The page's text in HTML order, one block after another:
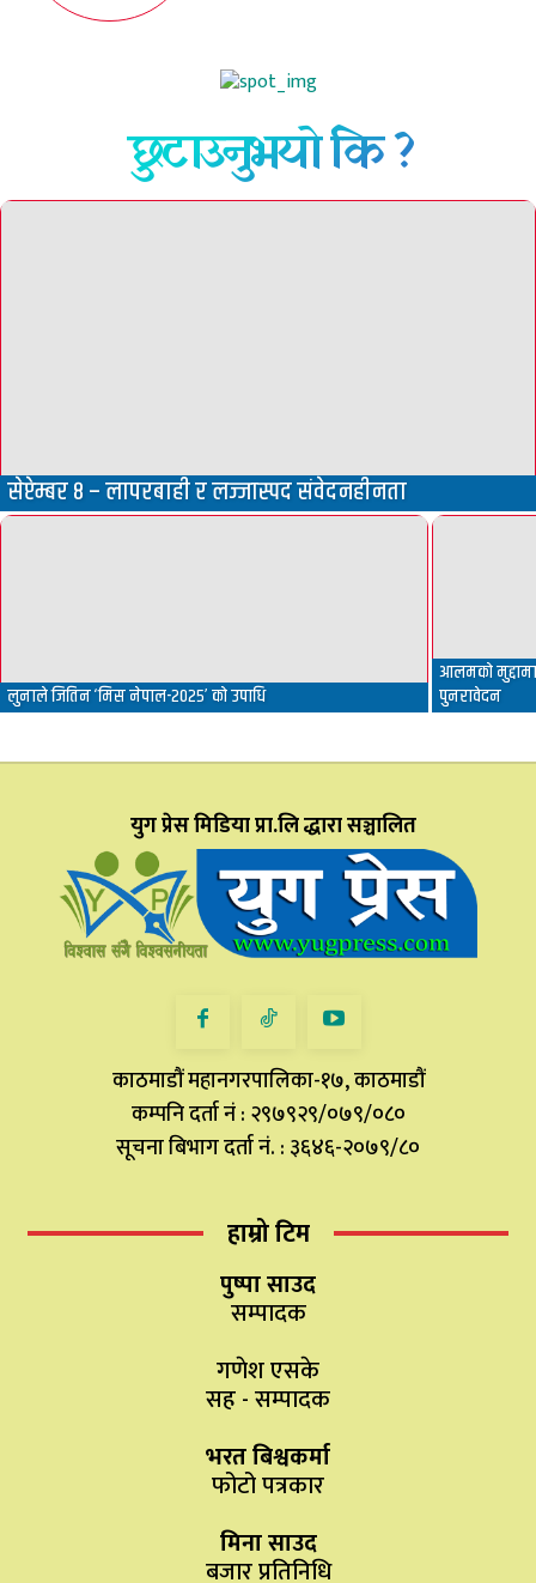
छुटाउनुभयो कि ?
सेप्टेम्बर ८ – लापरबाही र लज्जास्पद संवेदनहीनता
लुनाले जितिन ‘मिस नेपाल-२०२५’ को उपाधि
आलमको
पुनरावेदन
युग प्रेस मिडिया प्रा.लि द्धारा सञ्चालित
काठमाडौं महानगरपालिका-१७, काठमाडौं
कम्पनि दर्ता नं : २९७९२९/०७९/०८०
सूचना बिभाग दर्ता नं. : ३६४६-२०७९/८०
हाम्रो टिम
पुष्पा साउद
सम्पादक
गणेश एसके
सह - सम्पादक
भरत बिश्वकर्मा
फोटो पत्रकार
मिना साउद
बजार प्रतिनिधि